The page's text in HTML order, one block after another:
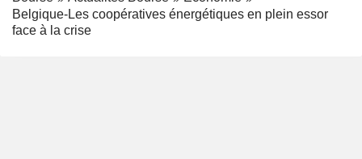
Belgique-Les coopératives énergétiques en plein essor
face à la crise